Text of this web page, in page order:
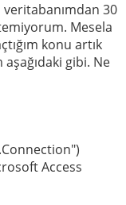
30
Mesela
konu artık
aşağıdaki gibi. Ne
Access